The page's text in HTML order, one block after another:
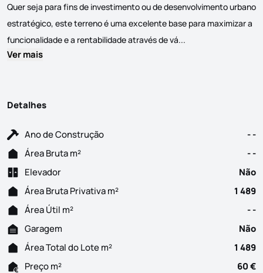
Quer seja para fins de investimento ou de desenvolvimento urbano
estratégico, este terreno é uma excelente base para maximizar a
funcionalidade e a rentabilidade através de vá...
Ver mais
Detalhes
Ano de Construção
- -
Área Bruta m²
- -
Elevador
Não
Área Bruta Privativa m²
1 489
Área Útil m²
- -
Garagem
Não
Área Total do Lote m²
1 489
Preço m²
60 €